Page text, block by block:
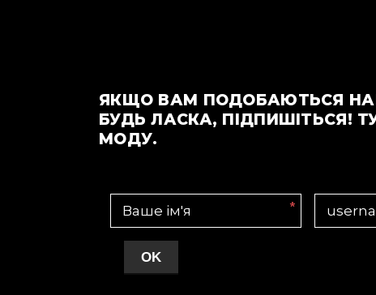
ЯКЩО ВАМ ПОДОБАЮТЬСЯ
БУДЬ ЛАСКА, ПІДПИШІТЬСЯ!
МОДУ.
*
OK